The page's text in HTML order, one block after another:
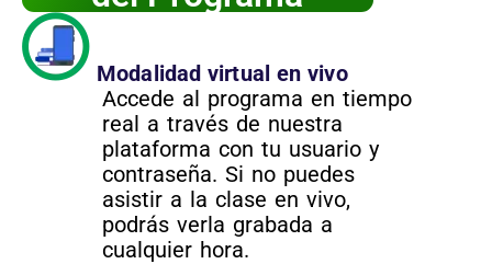
Modalidad virtual en vivo
Accede al programa en tiempo
real a través de nuestra
plataforma con tu usuario y
contraseña. Si no puedes
asistir a la clase en vivo,
podrás verla grabada a
cualquier hora.